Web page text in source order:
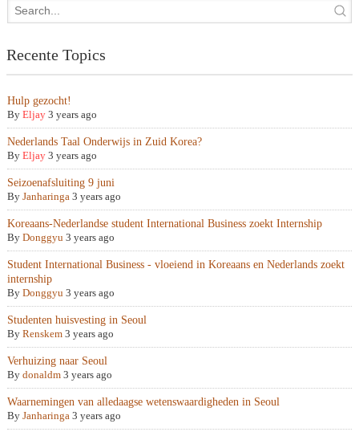
Recente Topics
Hulp gezocht!
By Eljay 3 years ago
Nederlands Taal Onderwijs in Zuid Korea?
By Eljay 3 years ago
Seizoenafsluiting 9 juni
By Janharinga 3 years ago
Koreaans-Nederlandse student International Business zoekt Internship
By Donggyu 3 years ago
Student International Business - vloeiend in Koreaans en Nederlands zoekt
internship
By Donggyu 3 years ago
Studenten huisvesting in Seoul
By Renskem 3 years ago
Verhuizing naar Seoul
By donaldm 3 years ago
Waarnemingen van alledaagse wetenswaardigheden in Seoul
By Janharinga 3 years ago